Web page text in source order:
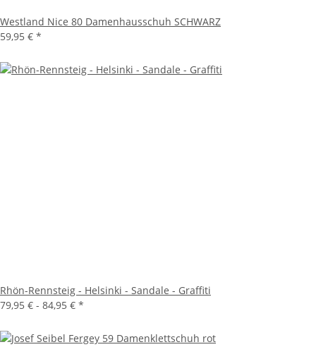
Westland Nice 80 Damenhausschuh SCHWARZ
59,95 € *
Rhön-Rennsteig - Helsinki - Sandale - Graffiti
79,95 € - 84,95 € *